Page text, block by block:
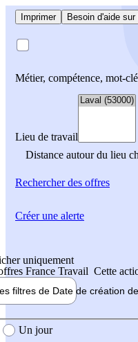
Imprimer Besoin d'aide
Métier, compétence, mot-
Lieu de travail
Distance autour du lieu
Rechercherdes offres
uniquement
France Travail Cette
filtres de Date de création
création de l'offre
Un jour
Créer une alerte